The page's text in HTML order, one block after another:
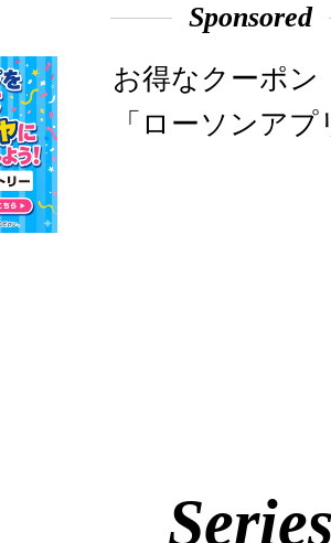
Sponsored
お得なクーポン
「ローソンア